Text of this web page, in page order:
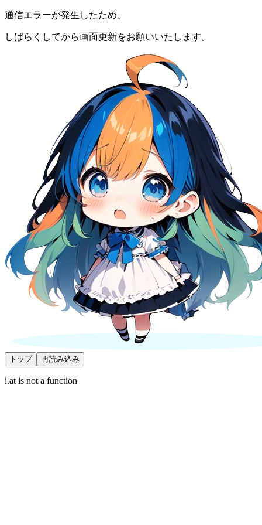
通信エラーが発生したため、
しばらくしてから画面更新をお願いいたします。
トップ 再読み込み
i.at is not a function